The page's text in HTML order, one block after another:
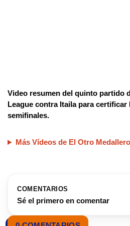
Video resumen del quinto partido
League contra Itaila para certificar
semifinales.
Más Vídeos de El Otro Medallero
COMENTARIOS
Sé el primero en comentar